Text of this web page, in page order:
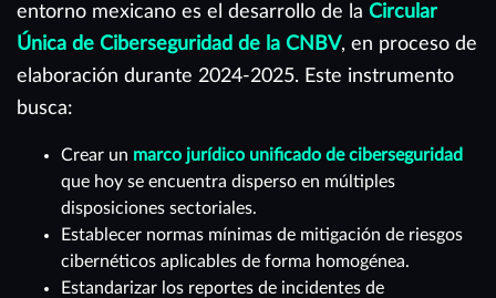
entorno mexicano es el desarrollo de la Circular
Única de Ciberseguridad de la CNBV, en proceso de
elaboración durante 2024-2025. Este instrumento
busca:
Crear un marco jurídico unificado de ciberseguridad
que hoy se encuentra disperso en múltiples
disposiciones sectoriales.
Establecer normas mínimas de mitigación de riesgos
cibernéticos aplicables de forma homogénea.
Estandarizar los reportes de incidentes de